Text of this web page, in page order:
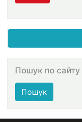
Пошук по сайту
Пошук